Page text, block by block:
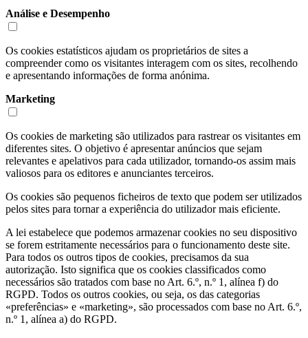
Análise e Desempenho
Os cookies estatísticos ajudam os proprietários de sites a
compreender como os visitantes interagem com os sites, recolhendo
e apresentando informações de forma anónima.
Marketing
Os cookies de marketing são utilizados para rastrear os visitantes em
diferentes sites. O objetivo é apresentar anúncios que sejam
relevantes e apelativos para cada utilizador, tornando-os assim mais
valiosos para os editores e anunciantes terceiros.
Os cookies são pequenos ficheiros de texto que podem ser utilizados
pelos sites para tornar a experiência do utilizador mais eficiente.
A lei estabelece que podemos armazenar cookies no seu dispositivo
se forem estritamente necessários para o funcionamento deste site.
Para todos os outros tipos de cookies, precisamos da sua
autorização. Isto significa que os cookies classificados como
necessários são tratados com base no Art. 6.º, n.º 1, alínea f) do
RGPD. Todos os outros cookies, ou seja, os das categorias
«preferências» e «marketing», são processados com base no Art. 6.º,
n.º 1, alínea a) do RGPD.